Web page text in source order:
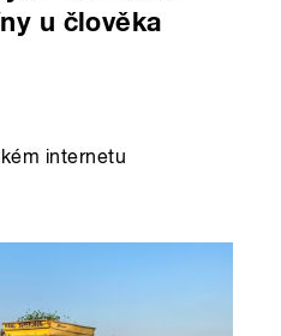
u člověka
internetu